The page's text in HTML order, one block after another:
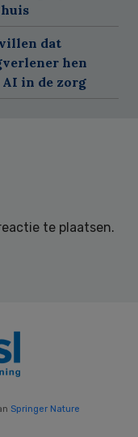
dat
hen
in de zorg
te plaatsen.
Springer Nature